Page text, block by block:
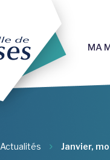
MA
Actualités Janvier,